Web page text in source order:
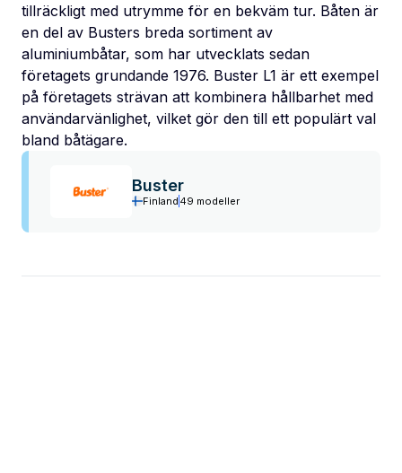
tillräckligt med utrymme för en bekväm tur. Båten är
en del av Busters breda sortiment av
aluminiumbåtar, som har utvecklats sedan
företagets grundande 1976. Buster L1 är ett exempel
på företagets strävan att kombinera hållbarhet med
användarvänlighet, vilket gör den till ett populärt val
bland båtägare.
Buster
Finland 49 modeller